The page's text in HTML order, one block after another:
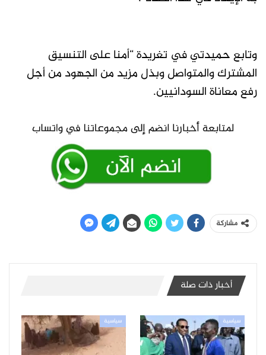
وتابع حميدتي في تغريدة “أمنا على التنسيق
المشترك والمتواصل وبذل مزيد من الجهود من أجل
رفع معاناة السودانيين.
مشاركة
أخبار ذات صلة
سياسية سياسية